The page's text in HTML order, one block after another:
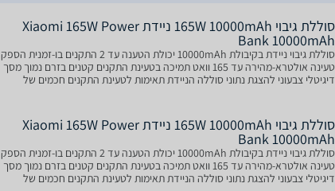
סוללת גיבוי 165W 10000mAh ניידת Xiaomi 165W Power
Bank 10000mAh
סוללת גיבוי ניידת בקיבולת 10000mAh יכולת הטענה עד 2 התקנים בו-זמנית הספק
טעינה אולטרא-מהירה עד 165 וואט תמיכה בטעינת התקנים קטנים בזרם נמוך מסך
דיגיטלי צבעוני להצגת נתוני סוללה הניידת תאימות לטעינת התקנים חכמים של
סוללת גיבוי 165W 10000mAh ניידת Xiaomi 165W Power
Bank 10000mAh
סוללת גיבוי ניידת בקיבולת 10000mAh יכולת הטענה עד 2 התקנים בו-זמנית הספק
טעינה אולטרא-מהירה עד 165 וואט תמיכה בטעינת התקנים קטנים בזרם נמוך מסך
דיגיטלי צבעוני להצגת נתוני סוללה הניידת תאימות לטעינת התקנים חכמים של